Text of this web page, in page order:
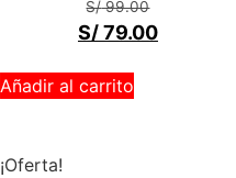
S/99.00
S/79.00
Añadir al carrito
¡Oferta!